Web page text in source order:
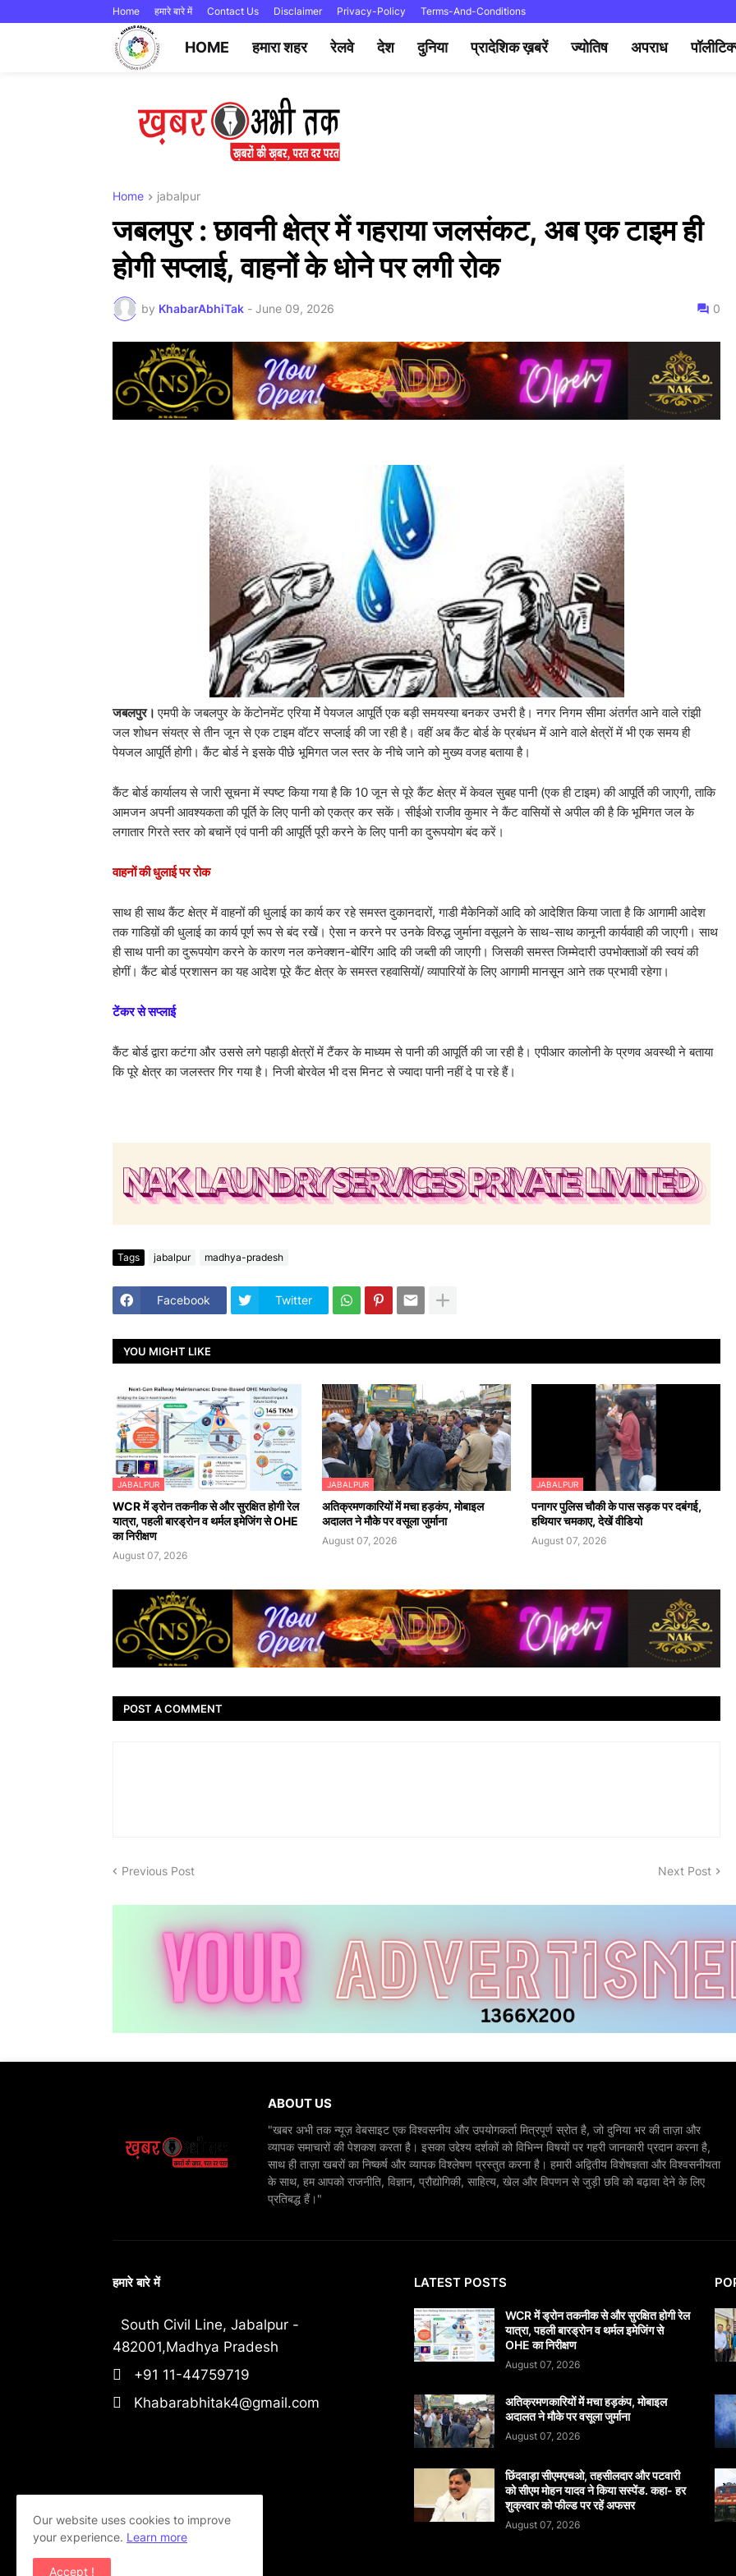
Home हमारे बारे में Contact Us Disclaimer Privacy-Policy Terms-And-Conditions
HOME हमारा शहर रेलवे देश दुनिया प्रादेशिक ख़बरें ज्योतिष अपराध
Home jabalpur
जबलपुर : छावनी क्षेत्र में गहराया जलसंकट, अब एक टाइम ही
होगी सप्लाई, वाहनों के धोने पर लगी रोक
by KhabarAbhiTak - June 09, 2026 0
जबलपुर।एमपी के जबलपुर के केंटोनमेंट एरिया मेेंं पेयजल आपूर्ति एक बड़ी समयस्या बनकर उभरी है। नगर निगम सीमा अंतर्गत आने वाले रांझी
जल शोधन संयत्र से तीन जून से एक टाइम वॉटर सप्लाई की जा रही है। वहीं अब कैंट बोर्ड के प्रबंधन में आने वाले क्षेत्रों में भी एक समय ही
पेयजल आपूर्ति होगी। कैंट बोर्ड ने इसके पीछे भूमिगत जल स्तर के नीचे जाने को मुख्य वजह बताया है।
कैंट बोर्ड कार्यालय से जारी सूचना में स्पष्ट किया गया है कि 10 जून से पूरे कैंट क्षेत्र में केवल सुबह पानी (एक ही टाइम) की आपूर्ति की जाएगी, ताकि
आमजन अपनी आवश्यकता की पूर्ति के लिए पानी को एकत्र कर सकें। सीईओ राजीव कुमार ने कैंट वासियों से अपील की है कि भूमिगत जल के
लगातार गिरते स्तर को बचानें एवं पानी की आपूर्ति पूरी करने के लिए पानी का दुरूपयोग बंद करें।
वाहनों की धुलाई पर रोक
साथ ही साथ कैंट क्षेत्र में वाहनों की धुलाई का कार्य कर रहे समस्त दुकानदारों, गाडी मैकेनिकों आदि को आदेशित किया जाता है कि आगामी आदेश
तक गाडिय़ों की धुलाई का कार्य पूर्ण रूप से बंद रखेें। ऐसा न करने पर उनके विरुद्ध जुर्माना वसूलने के साथ-साथ कानूनी कार्यवाही की जाएगी। साथ
ही साथ पानी का दुरूपयोग करने के कारण नल कनेक्शन-बोरिंग आदि की जब्ती की जाएगी। जिसकी समस्त जिम्मेदारी उपभोक्ताओं की स्वयं की
होगीं। कैंट बोर्ड प्रशासन का यह आदेश पूरे कैंट क्षेत्र के समस्त रहवासियों/ व्यापारियों के लिए आगामी मानसून आने तक प्रभावी रहेगा।
टेंकर से सप्लाई
कैंट बोर्ड द्वारा कटंगा और उससे लगे पहाड़ी क्षेत्रों में टैंकर के माध्यम से पानी की आपूर्ति की जा रही है। एपीआर कालोनी के प्रणव अवस्थी ने बताया
कि पूरे क्षेत्र का जलस्तर गिर गया है। निजी बोरवेल भी दस मिनट से ज्यादा पानी नहीं दे पा रहे हैं।
Tags jabalpur madhya-pradesh
Facebook Twitter
YOU MIGHT LIKE
JABALPUR
WCR में ड्रोन तकनीक से और सुरक्षित होगी रेल
यात्रा, पहली बारड्रोन व थर्मल इमेजिंग से OHE
का निरीक्षण
August 07, 2026
JABALPUR
अतिक्रमणकारियों में मचा हड़कंप, मोबाइल
अदालत ने मौके पर वसूला जुर्माना
August 07, 2026
JABALPUR
पनागर पुलिस चौकी के पास सड़क पर दबंगई,
हथियार चमकाए, देखें वीडियो
August 07, 2026
POST A COMMENT
Previous Post Next Post
ABOUT US
"खबर अभी तक न्यूज़ वेबसाइट एक विश्वसनीय और उपयोगकर्ता मित्रपूर्ण स्रोत है, जो दुनिया भर की ताज़ा और
व्यापक समाचारों की पेशकश करता है। इसका उद्देश्य दर्शकों को विभिन्न विषयों पर गहरी जानकारी प्रदान करना है,
साथ ही ताज़ा खबरों का निष्कर्ष और व्यापक विश्लेषण प्रस्तुत करना है। हमारी अद्वितीय विशेषज्ञता और विश्वसनीयता
के साथ, हम आपको राजनीति, विज्ञान, प्रौद्योगिकी, साहित्य, खेल और विपणन से जुड़ी छवि को बढ़ावा देने के लिए
प्रतिबद्ध हैं।"
हमारे बारे में
South Civil Line, Jabalpur -
482001,Madhya Pradesh
+91 11-44759719
Khabarabhitak4@gmail.com
LATEST POSTS
WCR में ड्रोन तकनीक से और सुरक्षित होगी रेल
यात्रा, पहली बारड्रोन व थर्मल इमेजिंग से
OHE का निरीक्षण
August 07, 2026
अतिक्रमणकारियों में मचा हड़कंप, मोबाइल
अदालत ने मौके पर वसूला जुर्माना
August 07, 2026
छिंदवाड़ा सीएमएचओ, तहसीलदार और पटवारी
को सीएम मोहन यादव ने किया सस्पेंड. कहा- हर
शुक्रवार को फील्ड पर रहें अफसर
August 07, 2026
Our website uses cookies to improve
your experience. Learn more
Accept !